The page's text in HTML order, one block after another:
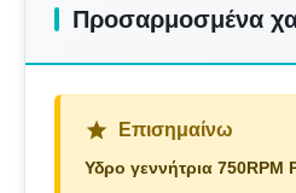
Προσαρμοσμένα
Επισημαίνω
Υδρο γεννήτρια 750RPM